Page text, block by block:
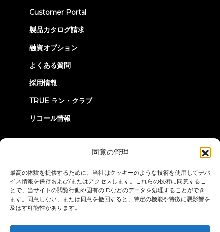
同意の管理
最高の体験を提供するために、当社はクッキーのような技術を使用してデバ
イス情報を保存および/またはアクセスします。これらの技術に同意するこ
とで、当サイトの閲覧行動や固有のIDなどのデータを処理することができ
ます。同意しない、または同意を撤回すると、特定の機能や特徴に悪影響を
及ぼす可能性があります。
Customer Portal(opens
製品カタログ請求
融資オプション
よくある質問
採用情報
TRUE ラン・クラブ
リコール情報
プライバシーポリシー
アクセシビリティ・ステートメ